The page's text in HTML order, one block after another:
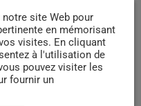
site Web pour
en mémorisant
visites. En cliquant
à l'utilisation de
pouvez visiter les
fournir un